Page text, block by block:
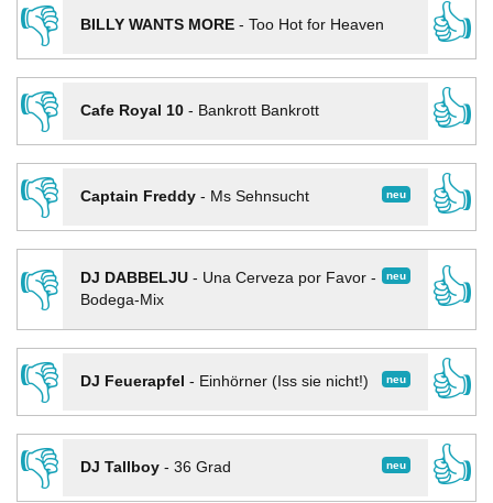
👎
BILLY WANTS MORE- Too Hot for Heaven
👍
👎
Cafe Royal 10- Bankrott Bankrott
👍
👎
neu
Captain Freddy- Ms Sehnsucht
👍
👎
neu
DJ DABBELJU- Una Cerveza por Favor -
Bodega-Mix
👍
👎
neu
DJ Feuerapfel - Einhörner (Iss sie nicht!)
👍
👎
neu
DJ Tallboy- 36 Grad
👍